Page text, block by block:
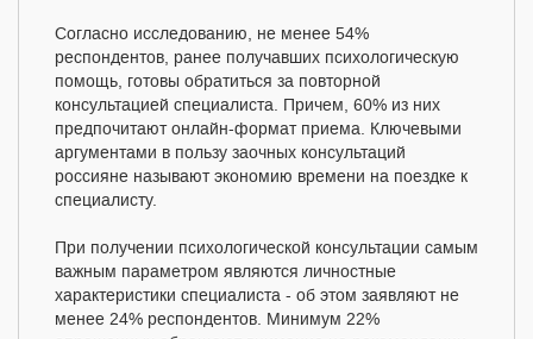
Согласно исследованию, не менее 54%
респондентов, ранее получавших психологическую
помощь, готовы обратиться за повторной
консультацией специалиста. Причем, 60% из них
предпочитают онлайн-формат приема. Ключевыми
аргументами в пользу заочных консультаций
россияне называют экономию времени на поездке к
специалисту.
При получении психологической консультации самым
важным параметром являются личностные
характеристики специалиста - об этом заявляют не
менее 24% респондентов. Минимум 22%